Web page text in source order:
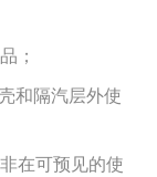
；
和隔汽层外使
在可预见的使